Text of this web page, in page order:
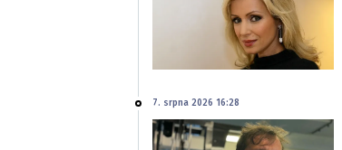
7. srpna 2026 16:28